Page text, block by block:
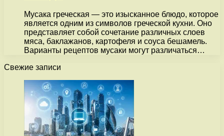
Мусака греческая — это изысканное блюдо, которое
является одним из символов греческой кухни. Оно
представляет собой сочетание различных слоев
мяса, баклажанов, картофеля и соуса бешамель.
Варианты рецептов мусаки могут различаться…
Свежие записи